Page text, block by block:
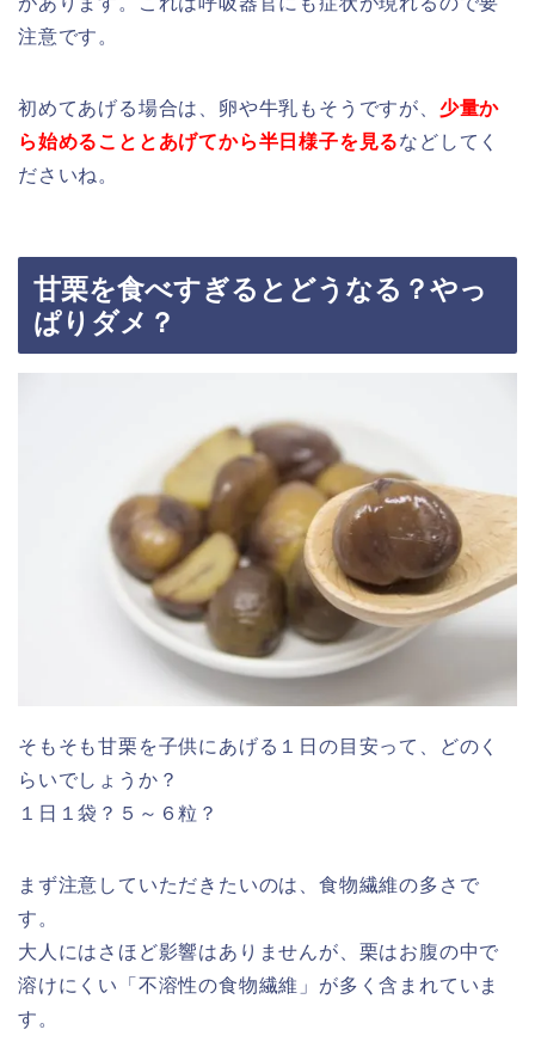
注意です。
初めてあげる場合は、卵や牛乳もそうですが、 少量か
ら始めることとあげてから半日様子を見るなどしてく
ださいね。
甘栗を食べすぎるとどうなる？やっ
ぱりダメ？
そもそも甘栗を子供にあげる１日の目安って、どのく
らいでしょうか？
１日１袋？５～６粒？
まず注意していただきたいのは、食物繊維の多さで
す。
大人にはさほど影響はありませんが、栗はお腹の中で
溶けにくい「不溶性の食物繊維」が多く含まれていま
す。